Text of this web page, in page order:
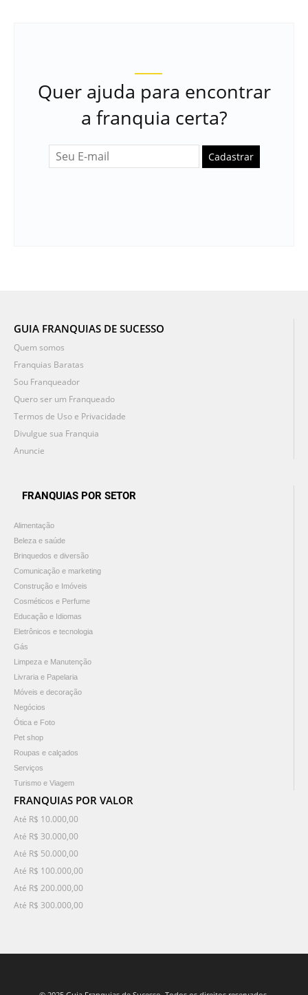
Quer ajuda para encontrar
a franquia certa?
Cadastrar
GUIA FRANQUIAS DE SUCESSO
Quem somos
Franquias Baratas
Sou Franqueador
Quero ser um Franqueado
Termos de Uso e Privacidade
Divulgue sua Franquia
Anuncie
FRANQUIAS POR SETOR
Alimentação
Beleza e saúde
Brinquedos e diversão
Comunicação e marketing
Construção e Imóveis
Cosméticos e Perfume
Educação e Idiomas
Eletrônicos e tecnologia
Gás
Limpeza e Manutenção
Livraria e Papelaria
Móveis e decoração
Negócios
Ótica e Foto
Pet shop
Roupas e calçados
Serviços
Turismo e Viagem
FRANQUIAS POR VALOR
Até R$ 10.000,00
Até R$ 30.000,00
Até R$ 50.000,00
Até R$ 100.000,00
Até R$ 200.000,00
Até R$ 300.000,00